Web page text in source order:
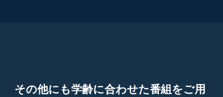
その他にも学齢に合わせた番組をご用